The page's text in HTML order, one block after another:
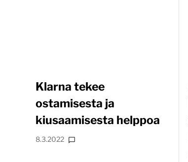
Klarna tekee
ostamisesta ja
kiusaamisesta helppoa
8.3.2022